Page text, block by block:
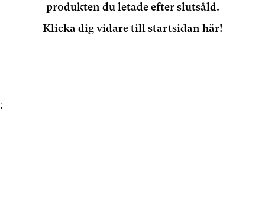
produkten du letade efter slutsåld.
Klicka dig vidare till startsidan här!
;